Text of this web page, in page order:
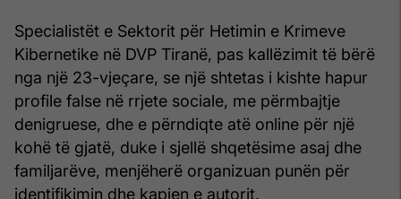
Specialistët e Sektorit për Hetimin e Krimeve
Kibernetike në DVP Tiranë, pas kallëzimit të bërë
nga një 23-vjeçare, se një shtetas i kishte hapur
profile false në rrjete sociale, me përmbajtje
denigruese, dhe e përndiqte atë online për një
kohë të gjatë, duke i sjellë shqetësime asaj dhe
familjarëve, menjëherë organizuan punën për
identifikimin dhe kapjen e autorit.